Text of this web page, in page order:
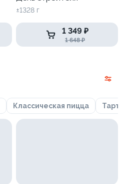
±1328 г
1 349 ₽
1 648 ₽
Классическая пицца